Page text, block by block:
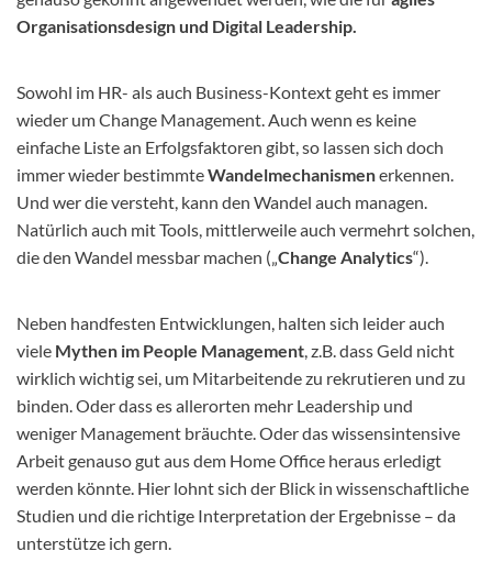
Organisationsdesign und Digital Leadership.
Sowohl im HR- als auch Business-Kontext geht es immer
wieder um Change Management. Auch wenn es keine
einfache Liste an Erfolgsfaktoren gibt, so lassen sich doch
immer wieder bestimmteWandelmechanismenerkennen.
Und wer die versteht, kann den Wandel auch managen.
Natürlich auch mit Tools, mittlerweile auch vermehrt solchen,
die den Wandel messbar machen („Change Analytics“).
Neben handfesten Entwicklungen, halten sich leider auch
viele Mythen im People Management, z.B. dass Geld nicht
wirklich wichtig sei, um Mitarbeitende zu rekrutieren und zu
binden. Oder dass es allerorten mehr Leadership und
weniger Management bräuchte. Oder das wissensintensive
Arbeit genauso gut aus dem Home Office heraus erledigt
werden könnte. Hier lohnt sich der Blick in wissenschaftliche
Studien und die richtige Interpretation der Ergebnisse – da
unterstütze ich gern.